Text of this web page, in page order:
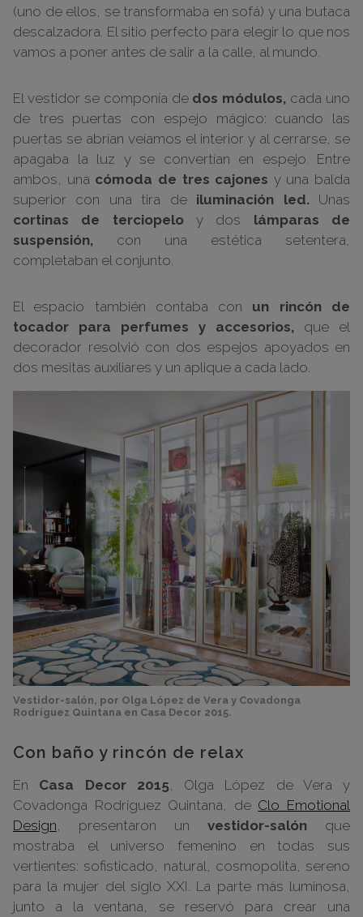
(uno de ellos, se transformaba en sofá) y una butaca
descalzadora. El sitio perfecto para elegir lo que nos
vamos a poner antes de salir a la calle, al mundo.
El vestidor se componía de dos módulos, cada uno
de tres puertas con espejo mágico: cuando las
puertas se abrían veíamos el interior y al cerrarse, se
apagaba la luz y se convertían en espejo. Entre
ambos, una cómoda de tres cajones y una balda
superior con una tira de iluminación led. Unas
cortinas de terciopeloy dos lámparas de
suspensión, con una estética setentera,
completaban el conjunto.
El espacio también contaba con un rincón de
tocador para perfumes y accesorios, que el
decorador resolvió con dos espejos apoyados en
dos mesitas auxiliares y un aplique a cada lado.
Vestidor-salón, por Olga López de Vera y Covadonga
Rodríguez Quintana en Casa Decor 2015.
Con baño y rincón de relax
En Casa Decor 2015 , Olga López de Vera y
Covadonga Rodríguez Quintana, de Clo Emotional
Design , presentaron un vestidor-salón que
mostraba el universo femenino en todas sus
vertientes: sofisticado, natural, cosmopolita, sereno
para la mujer del siglo XXI. La parte más luminosa,
junto a la ventana, se reservó para crear una